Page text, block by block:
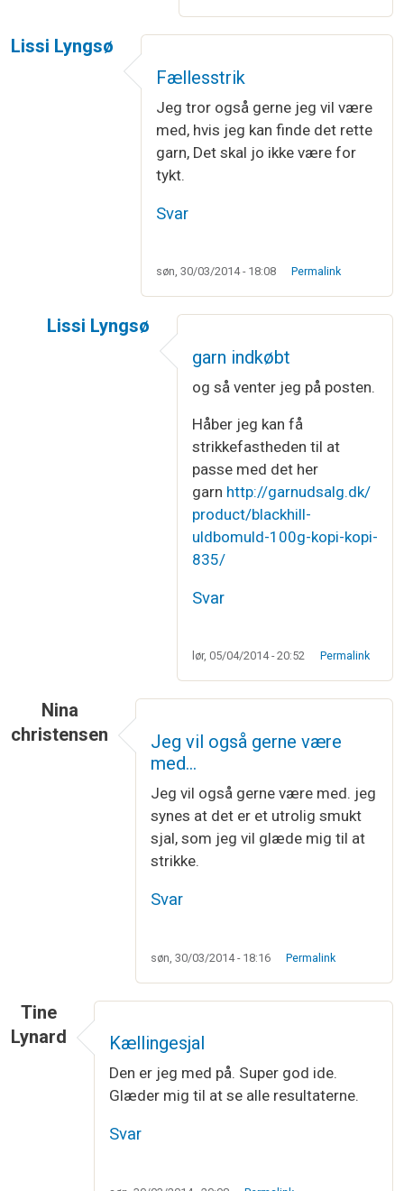
Lissi Lyngsø
Fællesstrik
Jeg tror også gerne jeg vil være
med, hvis jeg kan finde det rette
garn, Det skal jo ikke være for
tykt.
Svar
søn, 30/03/2014 - 18:08 Permalink
Lissi Lyngsø
Fællesstrikaf Lissi Lyngsø
garn indkøbt
og så venter jeg på posten.
Håber jeg kan få
strikkefastheden til at
passe med det her
garn http://garnudsalg.dk/
product/blackhill-
uldbomuld-100g-kopi-kopi-
835/
Svar
lør, 05/04/2014 - 20:52 Permalink
Nina
christensen
Jeg vil også gerne være
med…
Jeg vil også gerne være med. jeg
synes at det er et utrolig smukt
sjal, som jeg vil glæde mig til at
strikke.
Svar
søn, 30/03/2014 - 18:16 Permalink
Tine
Lynard
Kællingesjal
Den er jeg med på. Super god ide.
Glæder mig til at se alle resultaterne.
Svar